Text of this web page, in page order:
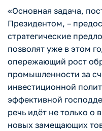
«Основная задача,
Президентом, –
стратегические
позволят уже в этом
опережающий рост
промышленности за
инвестиционной
эффективной
речь идёт не только о
новых замещающих